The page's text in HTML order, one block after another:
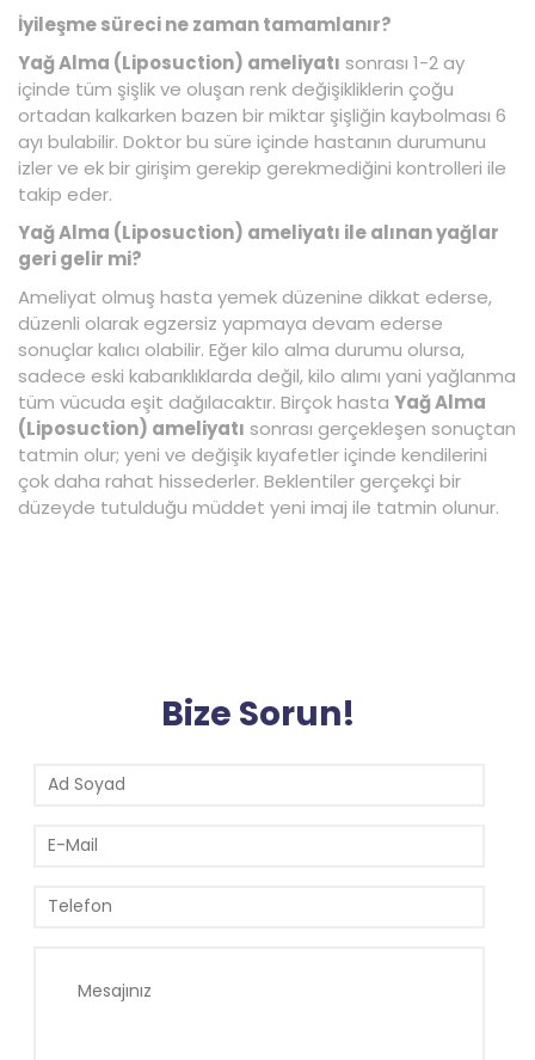
İyileşme süreci ne zaman tamamlanır?
Yağ Alma (Liposuction) ameliyatı sonrası 1-2 ay
içinde tüm şişlik ve oluşan renk değişikliklerin çoğu
ortadan kalkarken bazen bir miktar şişliğin kaybolması 6
ayı bulabilir. Doktor bu süre içinde hastanın durumunu
izler ve ek bir girişim gerekip gerekmediğini kontrolleri ile
takip eder.
Yağ Alma (Liposuction) ameliyatı ile alınan yağlar
geri gelir mi?
Ameliyat olmuş hasta yemek düzenine dikkat ederse,
düzenli olarak egzersiz yapmaya devam ederse
sonuçlar kalıcı olabilir. Eğer kilo alma durumu olursa,
sadece eski kabarıklıklarda değil, kilo alımı yani yağlanma
tüm vücuda eşit dağılacaktır. Birçok hasta Yağ Alma
(Liposuction) ameliyatı sonrası gerçekleşen sonuçtan
tatmin olur; yeni ve değişik kıyafetler içinde kendilerini
çok daha rahat hissederler. Beklentiler gerçekçi bir
düzeyde tutulduğu müddet yeni imaj ile tatmin olunur.
Bize Sorun!